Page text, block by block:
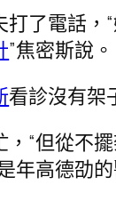
了電話，
”焦密斯說。
看診沒有架
“但從不
年高德劭